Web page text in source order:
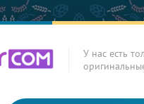
У нас есть